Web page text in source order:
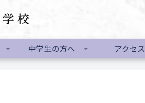
中学生の方へ アクセス